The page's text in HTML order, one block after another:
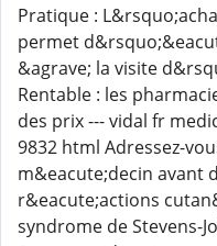
Pratique :
permet
&agrave; la visite
Rentable : les
des prix --- vidal fr
9832 html Adressez-
m&eacute;decin avant
r&eacute;actions
syndrome de Stevens-